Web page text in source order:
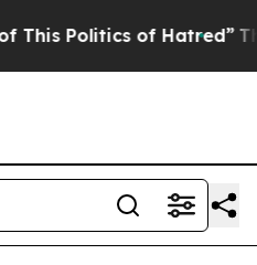
Politics of Hatred” The